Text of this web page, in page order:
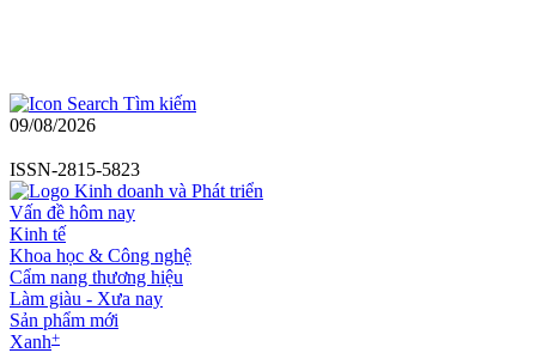
Tìm kiếm
09/08/2026
ISSN-2815-5823
Vấn đề hôm nay
Kinh tế
Khoa học & Công nghệ
Cẩm nang thương hiệu
Làm giàu - Xưa nay
Sản phẩm mới
Xanh+